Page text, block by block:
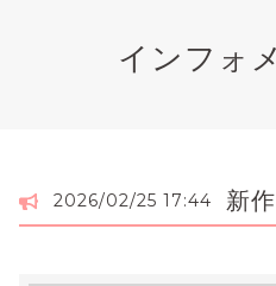
インフォ
2026/02/25 17:44 新